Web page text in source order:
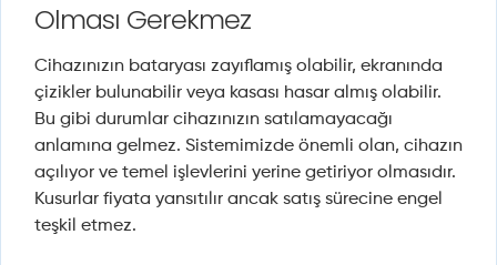
Olması Gerekmez
Cihazınızın bataryası zayıflamış olabilir, ekranında
çizikler bulunabilir veya kasası hasar almış olabilir.
Bu gibi durumlar cihazınızın satılamayacağı
anlamına gelmez. Sistemimizde önemli olan, cihazın
açılıyor ve temel işlevlerini yerine getiriyor olmasıdır.
Kusurlar fiyata yansıtılır ancak satış sürecine engel
teşkil etmez.